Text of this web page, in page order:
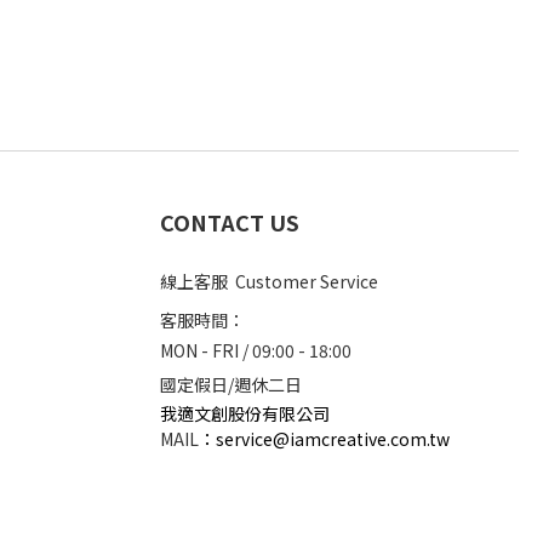
CONTACT US
線上客服 Customer Service
客服時間：
MON - FRI / 09:00 - 18:00
國定假日/週休二日
我適文創股份有限公司
MAIL ： service@iamcreative.com.tw